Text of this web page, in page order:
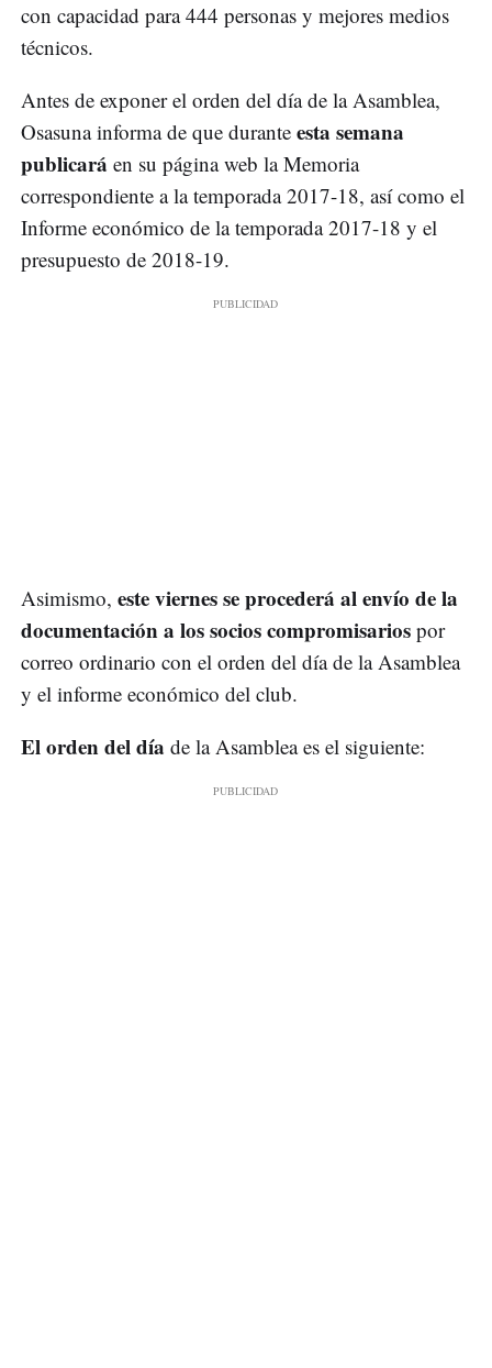
con capacidad para 444 personas y mejores medios
técnicos.
Antes de exponer el orden del día de la Asamblea,
Osasuna informa de que durante esta semana
publicará en su página web la Memoria
correspondiente a la temporada 2017-18, así como el
Informe económico de la temporada 2017-18 y el
presupuesto de 2018-19.
Asimismo, este viernes se procederá al envío de la
documentación a los socios compromisarios por
correo ordinario con el orden del día de la Asamblea
y el informe económico del club.
El orden del día de la Asamblea es el siguiente: